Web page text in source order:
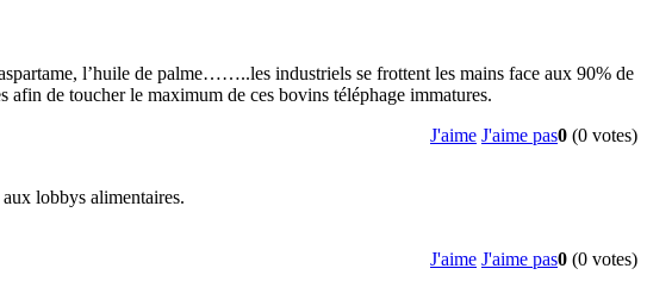
l’huile de palme……..les industriels se frottent les mains face aux 90% de
de toucher le maximum de ces bovins téléphage immatures.
J'aime J'aime pas0 (0 votes)
lobbys alimentaires.
J'aime J'aime pas0 (0 votes)